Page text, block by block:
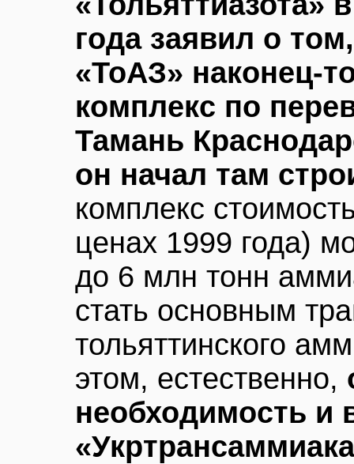
года заявил о
«ТоАЗ» наконец-
комплекс по
Тамань
он начал там
комплекс
ценах 1999 года)
до 6 млн тонн
стать основным
тольяттинского
этом, естественно,
необходимость и